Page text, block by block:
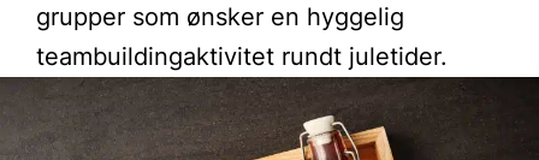
grupper som ønsker en hyggelig
teambuildingaktivitet rundt juletider.